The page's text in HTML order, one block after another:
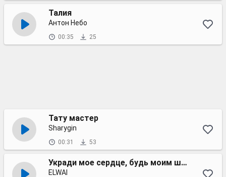
Талия
Антон Небо
00:35 25
Тату мастер
Sharygin
00:31 53
Укради мое сердце, будь моим шейхом
ELWAI